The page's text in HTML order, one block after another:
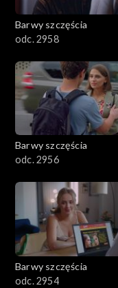
Barwy szczęścia
odc. 2958
Barwy szczęścia
odc. 2956
Barwy szczęścia
odc. 2954